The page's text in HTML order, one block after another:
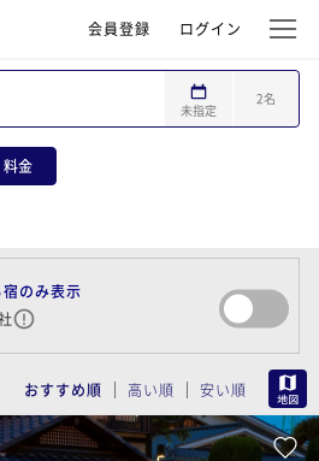
会員登録 ログイン
未指定
2名
料金
のみ表示
おすすめ順 高い順 安い順